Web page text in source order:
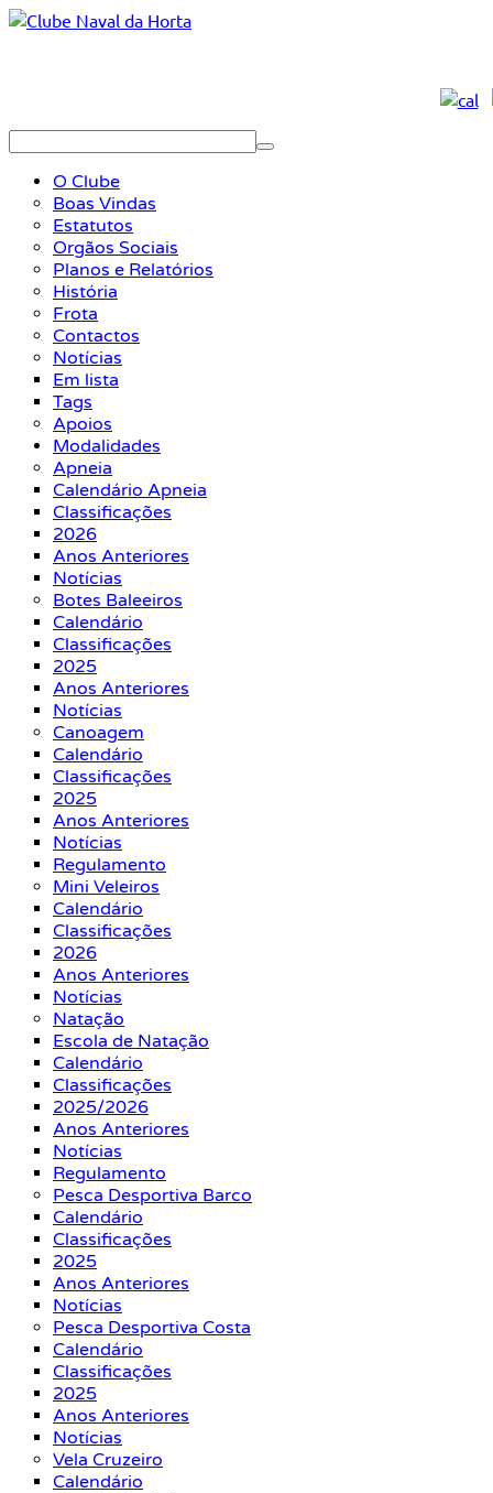
O Clube
Boas Vindas
Estatutos
Orgãos Sociais
Planos e Relatórios
História
Frota
Contactos
Notícias
Em lista
Tags
Apoios
Modalidades
Apneia
Calendário Apneia
Classificações
2026
Anos Anteriores
Notícias
Botes Baleeiros
Calendário
Classificações
2025
Anos Anteriores
Notícias
Canoagem
Calendário
Classificações
2025
Anos Anteriores
Notícias
Regulamento
Mini Veleiros
Calendário
Classificações
2026
Anos Anteriores
Notícias
Natação
Escola de Natação
Calendário
Classificações
2025/2026
Anos Anteriores
Notícias
Regulamento
Pesca Desportiva Barco
Calendário
Classificações
2025
Anos Anteriores
Notícias
Pesca Desportiva Costa
Calendário
Classificações
2025
Anos Anteriores
Notícias
Vela Cruzeiro
Calendário